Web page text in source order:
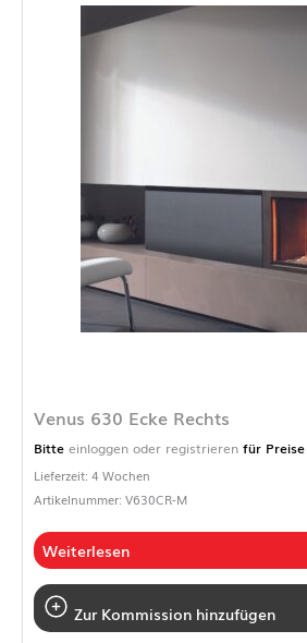
Venus 630 Ecke Rechts
Bitte einloggen oder registrieren für Preise
Lieferzeit: 4 Wochen
Artikelnummer: V630CR-M
Weiterlesen
Zur Kommission hinzufügen